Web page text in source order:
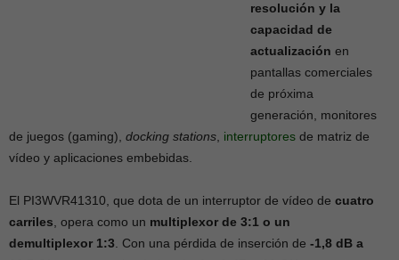
resolución y la
capacidad de
actualización en
pantallas comerciales
de próxima
generación, monitores
de juegos (gaming), docking stations interruptores de matriz de
vídeo y aplicaciones embebidas.
El PI3WVR41310, que dota de un interruptor de vídeo de cuatro
carriles , opera como un multiplexor de 3:1 o un
demultiplexor 1:3 . Con una pérdida de inserción de -1,8 dB a